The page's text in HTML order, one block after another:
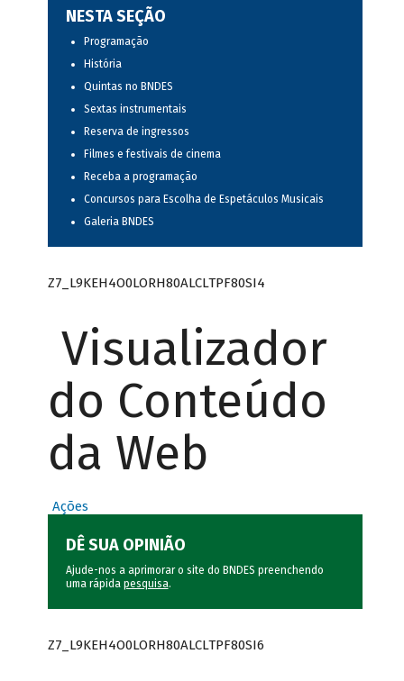
NESTA SEÇÃO
Programação
História
Quintas no BNDES
Sextas instrumentais
Reserva de ingressos
Filmes e festivais de cinema
Receba a programação
Concursos para Escolha de Espetáculos Musicais
Galeria BNDES
Z7_L9KEH4O0LORH80ALCLTPF80SI4
Visualizador
do Conteúdo
da Web
Ações
DÊ SUA OPINIÃO
Ajude-nos a aprimorar o site do BNDES preenchendo
uma rápida pesquisa.
Z7_L9KEH4O0LORH80ALCLTPF80SI6